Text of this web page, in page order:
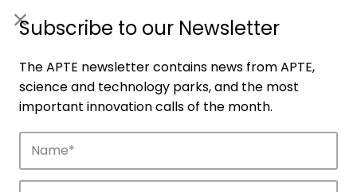
Subscribe to our Newsletter
The APTE newsletter contains news from APTE,
science and technology parks, and the most
important innovation calls of the month.